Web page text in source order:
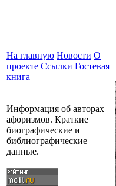
На главную Новости О
проекте Ссылки Гостевая
книга
Информация об авторах
афоризмов. Краткие
биографические и
библиографические
данные.